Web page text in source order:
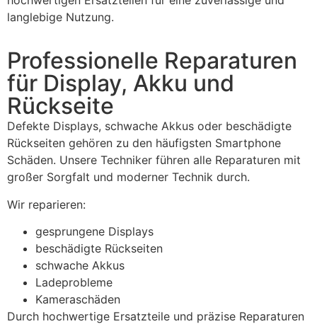
langlebige Nutzung.
Professionelle Reparaturen
für Display, Akku und
Rückseite
Defekte Displays, schwache Akkus oder beschädigte
Rückseiten gehören zu den häufigsten Smartphone
Schäden. Unsere Techniker führen alle Reparaturen mit
großer Sorgfalt und moderner Technik durch.
Wir reparieren:
gesprungene Displays
beschädigte Rückseiten
schwache Akkus
Ladeprobleme
Kameraschäden
Durch hochwertige Ersatzteile und präzise Reparaturen